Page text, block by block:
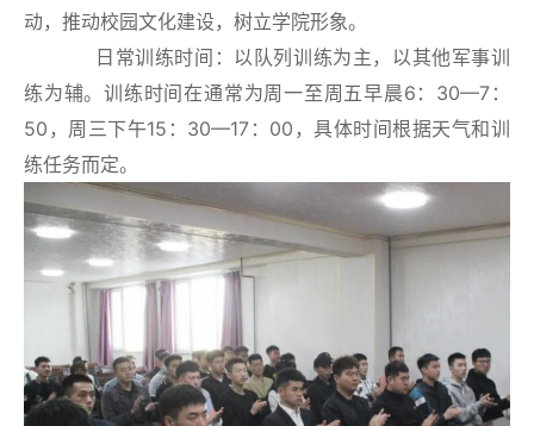
动，推动校园文化建设，树立学院形象。
日常训练时间：以队列训练为主，以其他军事训
练为辅。训练时间在通常为周一至周五早晨6：30—7：
50，周三下午15：30—17：00，具体时间根据天气和训
练任务而定。